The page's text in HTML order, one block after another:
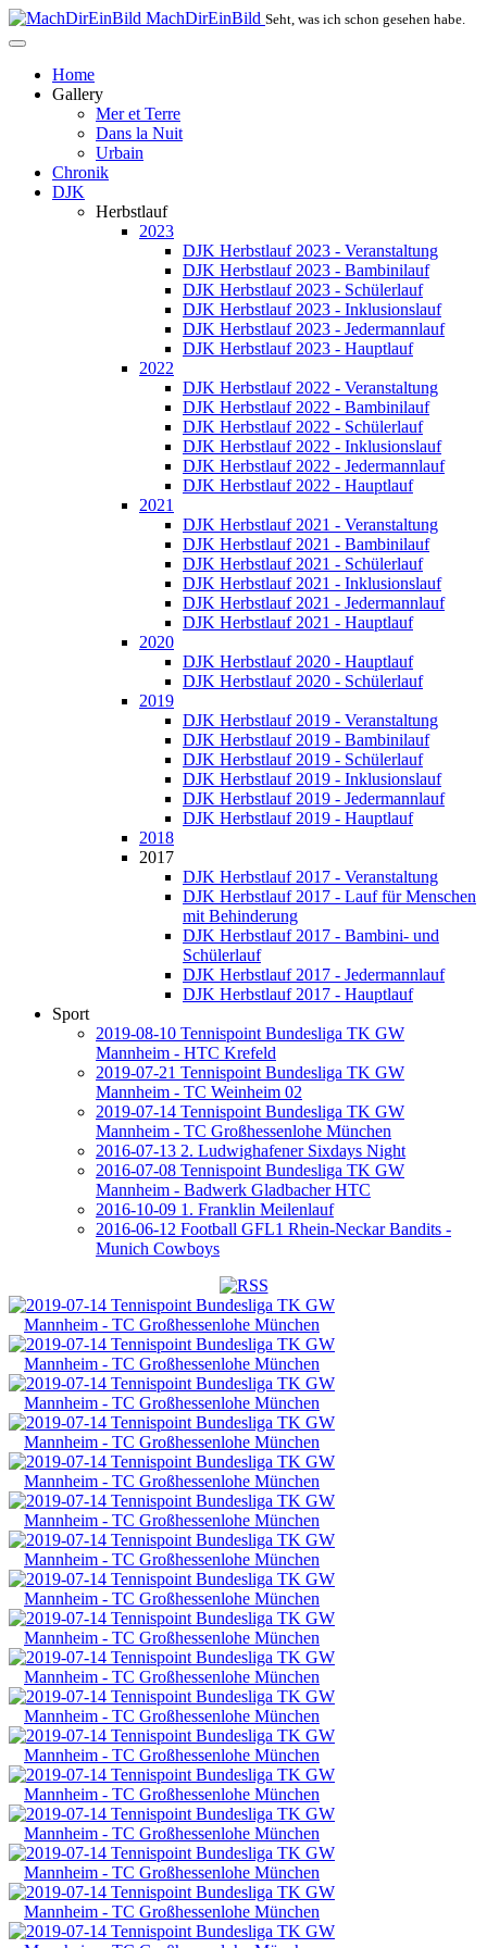
MachDirEinBild Seht, was ich schon gesehen habe.
Home
Gallery
Mer et Terre
Dans la Nuit
Urbain
Chronik
DJK
Herbstlauf
2023
DJK Herbstlauf 2023 - Veranstaltung
DJK Herbstlauf 2023 - Bambinilauf
DJK Herbstlauf 2023 - Schülerlauf
DJK Herbstlauf 2023 - Inklusionslauf
DJK Herbstlauf 2023 - Jedermannlauf
DJK Herbstlauf 2023 - Hauptlauf
2022
DJK Herbstlauf 2022 - Veranstaltung
DJK Herbstlauf 2022 - Bambinilauf
DJK Herbstlauf 2022 - Schülerlauf
DJK Herbstlauf 2022 - Inklusionslauf
DJK Herbstlauf 2022 - Jedermannlauf
DJK Herbstlauf 2022 - Hauptlauf
2021
DJK Herbstlauf 2021 - Veranstaltung
DJK Herbstlauf 2021 - Bambinilauf
DJK Herbstlauf 2021 - Schülerlauf
DJK Herbstlauf 2021 - Inklusionslauf
DJK Herbstlauf 2021 - Jedermannlauf
DJK Herbstlauf 2021 - Hauptlauf
2020
DJK Herbstlauf 2020 - Hauptlauf
DJK Herbstlauf 2020 - Schülerlauf
2019
DJK Herbstlauf 2019 - Veranstaltung
DJK Herbstlauf 2019 - Bambinilauf
DJK Herbstlauf 2019 - Schülerlauf
DJK Herbstlauf 2019 - Inklusionslauf
DJK Herbstlauf 2019 - Jedermannlauf
DJK Herbstlauf 2019 - Hauptlauf
2018
2017
DJK Herbstlauf 2017 - Veranstaltung
DJK Herbstlauf 2017 - Lauf für Menschen
mit Behinderung
DJK Herbstlauf 2017 - Bambini- und
Schülerlauf
DJK Herbstlauf 2017 - Jedermannlauf
DJK Herbstlauf 2017 - Hauptlauf
Sport
2019-08-10 Tennispoint Bundesliga TK GW
Mannheim - HTC Krefeld
2019-07-21 Tennispoint Bundesliga TK GW
Mannheim - TC Weinheim 02
2019-07-14 Tennispoint Bundesliga TK GW
Mannheim - TC Großhessenlohe München
2016-07-13 2. Ludwighafener Sixdays Night
2016-07-08 Tennispoint Bundesliga TK GW
Mannheim - Badwerk Gladbacher HTC
2016-10-09 1. Franklin Meilenlauf
2016-06-12 Football GFL1 Rhein-Neckar Bandits -
Munich Cowboys